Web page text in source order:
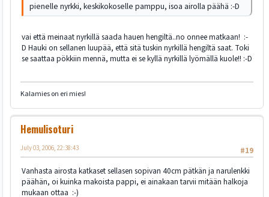
pienelle nyrkki, keskikokoselle pamppu, isoa airolla päähä :-D
vai että meinaat nyrkillä saada hauen hengiltä..no onnee matkaan! :-
D Hauki on sellanen luupää, että sitä tuskin nyrkillä hengiltä saat. Toki
se saattaa pökkiin mennä, mutta ei se kyllä nyrkillä lyömällä kuole!! :-D
Kalamies on eri mies!
Hemulisoturi
#19
July 03, 2006, 22:38:43
Vanhasta airosta katkaset sellasen sopivan 40cm pätkän ja narulenkki
päähän, oi kuinka makoista pappi, ei ainakaan tarvii mitään halkoja
mukaan ottaa :-)